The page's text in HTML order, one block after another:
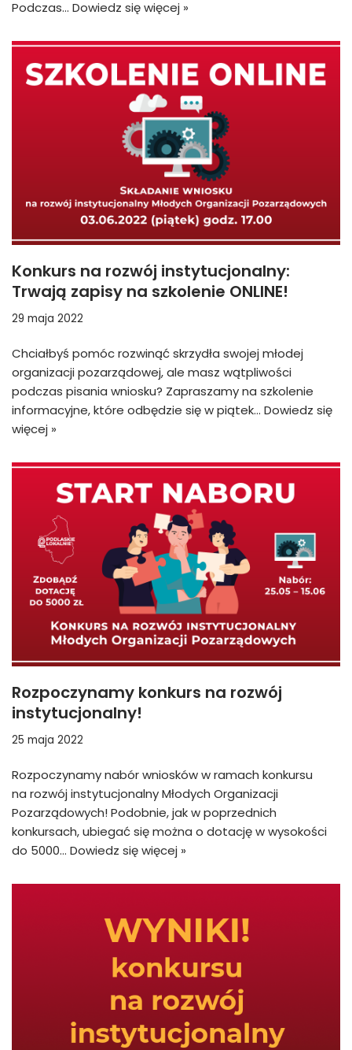
Podczas… Dowiedz się więcej »
Konkurs na rozwój instytucjonalny:
Trwają zapisy na szkolenie ONLINE!
29 maja 2022
Chciałbyś pomóc rozwinąć skrzydła swojej młodej
organizacji pozarządowej, ale masz wątpliwości
podczas pisania wniosku? Zapraszamy na szkolenie
informacyjne, które odbędzie się w piątek… Dowiedz się
więcej »
Rozpoczynamy konkurs na rozwój
instytucjonalny!
25 maja 2022
Rozpoczynamy nabór wniosków w ramach konkursu
na rozwój instytucjonalny Młodych Organizacji
Pozarządowych! Podobnie, jak w poprzednich
konkursach, ubiegać się można o dotację w wysokości
do 5000… Dowiedz się więcej »